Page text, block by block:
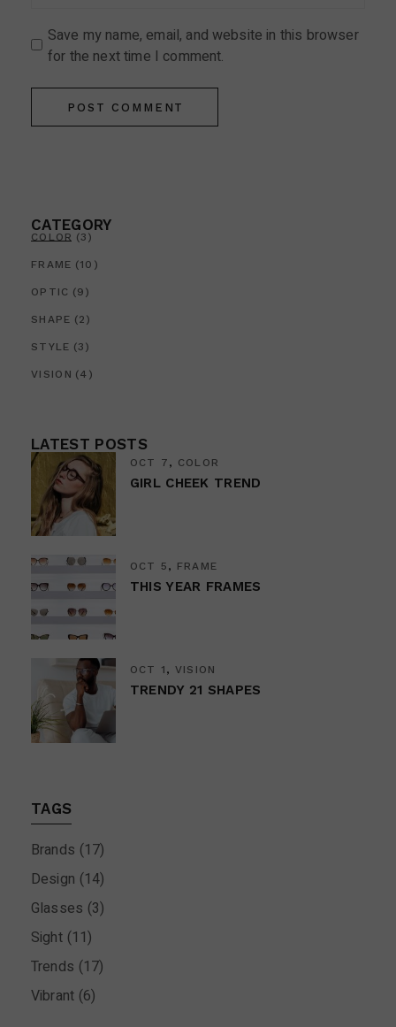
Save my name, email, and website in this browser
for the next time I comment.
POST COMMENT
CATEGORY
COLOR (3)
FRAME (10)
OPTIC (9)
SHAPE (2)
STYLE (3)
VISION (4)
LATEST POSTS
OCT 7 COLOR
GIRL CHEEK TREND
OCT 5 FRAME
THIS YEAR FRAMES
OCT 1 VISION
TRENDY 21 SHAPES
TAGS
Brands (17)
Design (14)
Glasses (3)
Sight (11)
Trends (17)
Vibrant (6)